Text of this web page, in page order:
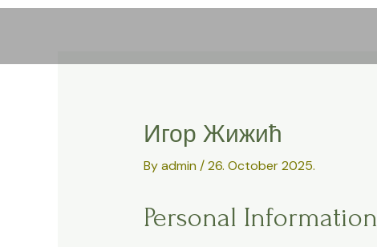
Skip
Игор Жижић
Byadmin /26. October 2025.
Personal Information